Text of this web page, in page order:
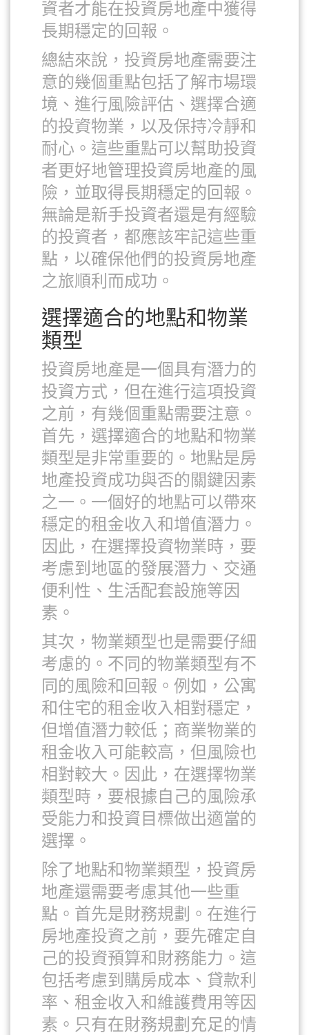
資者才能在投資房地產中獲得
長期穩定的回報。
總結來說，投資房地產需要注
意的幾個重點包括了解市場環
境、進行風險評估、選擇合適
的投資物業，以及保持冷靜和
耐心。這些重點可以幫助投資
者更好地管理投資房地產的風
險，並取得長期穩定的回報。
無論是新手投資者還是有經驗
的投資者，都應該牢記這些重
點，以確保他們的投資房地產
之旅順利而成功。
選擇適合的地點和物業
類型
投資房地產是一個具有潛力的
投資方式，但在進行這項投資
之前，有幾個重點需要注意。
首先，選擇適合的地點和物業
類型是非常重要的。地點是房
地產投資成功與否的關鍵因素
之一。一個好的地點可以帶來
穩定的租金收入和增值潛力。
因此，在選擇投資物業時，要
考慮到地區的發展潛力、交通
便利性、生活配套設施等因
素。
其次，物業類型也是需要仔細
考慮的。不同的物業類型有不
同的風險和回報。例如，公寓
和住宅的租金收入相對穩定，
但增值潛力較低；商業物業的
租金收入可能較高，但風險也
相對較大。因此，在選擇物業
類型時，要根據自己的風險承
受能力和投資目標做出適當的
選擇。
除了地點和物業類型，投資房
地產還需要考慮其他一些重
點。首先是財務規劃。在進行
房地產投資之前，要先確定自
己的投資預算和財務能力。這
包括考慮到購房成本、貸款利
率、租金收入和維護費用等因
素。只有在財務規劃充足的情